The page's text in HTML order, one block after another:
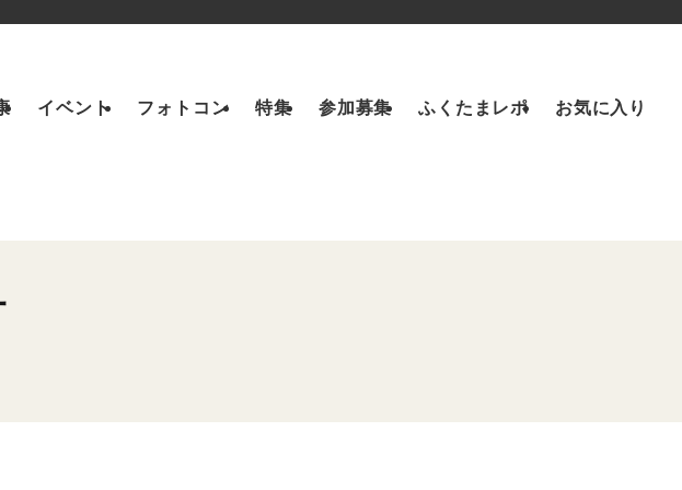
イベント フォトコン 特集 参加募集 ふくたまレポ お気に入り